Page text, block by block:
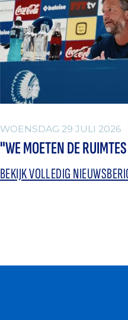
WOENSDAG 29 JULI 2026
"WE MOETEN DE
BEKIJK VOLLEDIG